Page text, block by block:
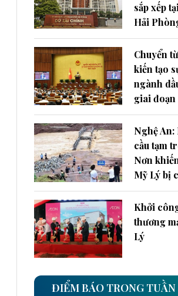
sắp xếp
Hải
Chuyển
kiến tạo
ngành
giai đoạn
Nghệ
cầu tạm
Nơn
Mỹ Lý bị
Khởi
thương
Lý
ĐIỂM BÁO TRONG TUẦN